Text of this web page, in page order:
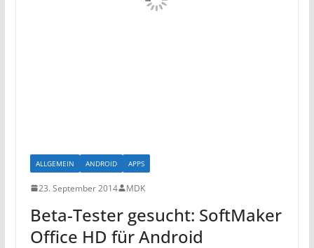
ALLGEMEIN ANDROID APPS
23. September 2014 MDK
Beta-Tester gesucht: SoftMaker
Office HD für Android